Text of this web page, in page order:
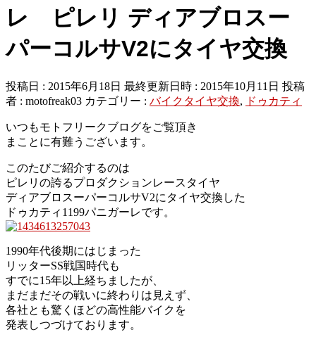
レ ピレリ ディアブロスー
パーコルサV2にタイヤ交換
投稿日 : 2015年6月18日 最終更新日時 : 2015年10月11日 投稿
者 : motofreak03 カテゴリー : バイクタイヤ交換, ドゥカティ
いつもモトフリークブログをご覧頂き
まことに有難うございます。
このたびご紹介するのは
ピレリの誇るプロダクションレースタイヤ
ディアブロスーパーコルサV2にタイヤ交換した
ドゥカティ1199パニガーレです。
1990年代後期にはじまった
リッターSS戦国時代も
すでに15年以上経ちましたが、
まだまだその戦いに終わりは見えず、
各社とも驚くほどの高性能バイクを
発表しつづけております。